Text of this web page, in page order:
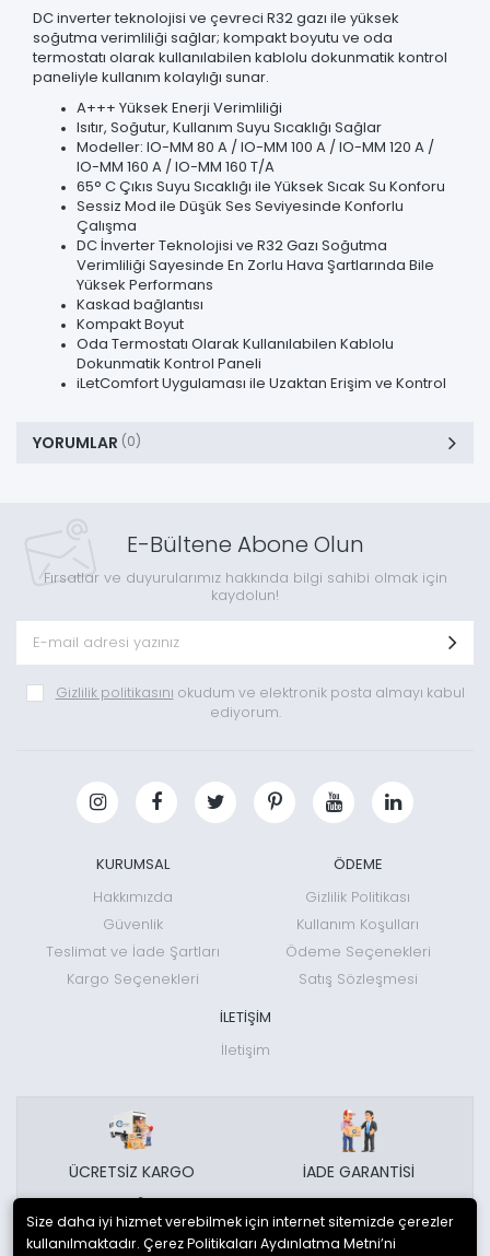
DC inverter teknolojisi ve çevreci R32 gazı ile yüksek
soğutma verimliliği sağlar; kompakt boyutu ve oda
termostatı olarak kullanılabilen kablolu dokunmatik kontrol
paneliyle kullanım kolaylığı sunar.
A+++ Yüksek Enerji Verimliliği
Isıtır, Soğutur, Kullanım Suyu Sıcaklığı Sağlar
Modeller: IO-MM 80 A / IO-MM 100 A / IO-MM 120 A /
IO-MM 160 A / IO-MM 160 T/A
65° C Çıkıs Suyu Sıcaklığı ile Yüksek Sıcak Su Konforu
Sessiz Mod ile Düşük Ses Seviyesinde Konforlu
Çalışma
DC İnverter Teknolojisi ve R32 Gazı Soğutma
Verimliliği Sayesinde En Zorlu Hava Şartlarında Bile
Yüksek Performans
Kaskad bağlantısı
Kompakt Boyut
Oda Termostatı Olarak Kullanılabilen Kablolu
Dokunmatik Kontrol Paneli
iLetComfort Uygulaması ile Uzaktan Erişim ve Kontrol
YORUMLAR (0)
E-Bültene Abone Olun
Fırsatlar ve duyurularımız hakkında bilgi sahibi olmak için
kaydolun!
Gizlilik politikasını okudum ve elektronik posta almayı kabul
ediyorum.
KURUMSAL
Hakkımızda
Güvenlik
Teslimat ve İade Şartları
Kargo Seçenekleri
ÖDEME
Gizlilik Politikası
Kullanım Koşulları
Ödeme Seçenekleri
Satış Sözleşmesi
İLETİŞİM
İletişim
ÜCRETSİZ KARGO İADE GARANTİSİ
Size daha iyi hizmet verebilmek için internet sitemizde çerezler
kullanılmaktadır. Çerez Politikaları Aydınlatma Metni’ni